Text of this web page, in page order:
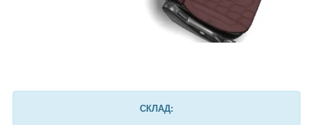
СКЛАД: